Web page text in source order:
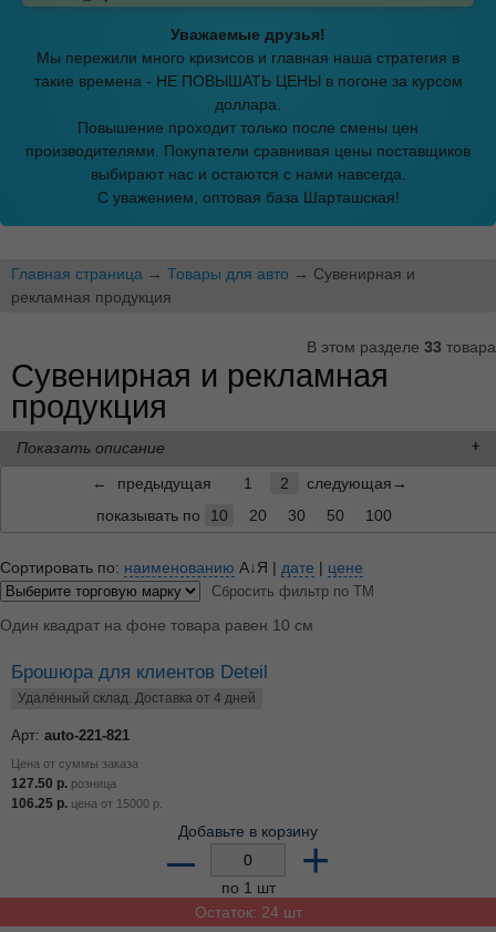
Уважаемые друзья!
Мы пережили много кризисов и главная наша стратегия в
такие времена - НЕ ПОВЫШАТЬ ЦЕНЫ в погоне за курсом
доллара.
Повышение проходит только после смены цен
производителями. Покупатели сравнивая цены поставщиков
выбирают нас и остаются с нами навсегда.
С уважением, оптовая база Шарташская!
Главная страница → Товары для авто → Сувенирная и
рекламная продукция
В этом разделе 33 товара
Сувенирная и рекламная
продукция
Показать описание
←
предыдущая 1 2
следующая→
показывать по
10 20 30 50 100
Сортировать по: наименованию А↓Я | дате | цене
Сбросить фильтр по ТМ
Один квадрат на фоне товара равен 10 см
Брошюра для клиентов Deteil
Удалённый склад. Доставка от 4 дней
Арт: auto-221-821
Цена от суммы заказа
127.50 р. розница
106.25 р. цена от 15000 р.
Добавьте в корзину
– +
по 1 шт
Остаток: 24 шт